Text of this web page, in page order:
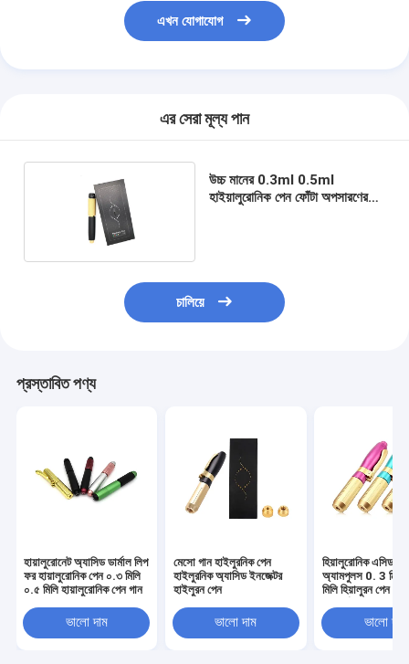
এখন যোগাযোগ
এর সেরা মূল্য পান
উচ্চ মানের 0.3ml 0.5ml
হাইয়ালুরোনিক পেন ফোঁটা অপসারণের
চালিয়ে
প্রস্তাবিত পণ্য
হায়ালুরোনেট অ্যাসিড ডার্মাল লিপ
ফর হায়ালুরোনিক পেন ০.৩ মিলি
০.৫ মিলি হায়ালুরোনিক পেন গান
ভালো দাম
মেসো গান হাইলুরনিক পেন
হাইলুরনিক অ্যাসিড ইনজেক্টর
হাইলুরন পেন
ভালো দাম
হিয়ালুরোনিক এসিড
অ্যামপুলস 0. 3
মিলি হিয়ালুরন পেন
ভালো দাম